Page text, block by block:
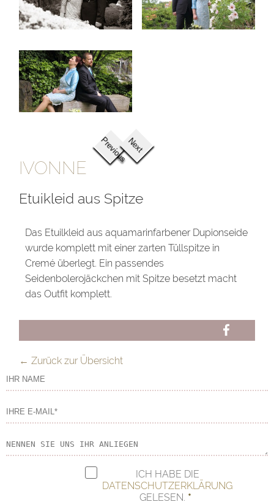
PreviousNext
IVONNE
Etuikleid aus Spitze
Das Etuilkleid aus aquamarinfarbener Dupionseide
wurde komplett mit einer zarten Tüllspitze in
Cremé überlegt. Ein passendes
Seidenbolerojäckchen mit Spitze besetzt macht
das Outfit komplett.
FB
← Zurück zur Übersicht
ICH HABE DIE
DATENSCHUTZERKLÄRUNG
GELESEN.